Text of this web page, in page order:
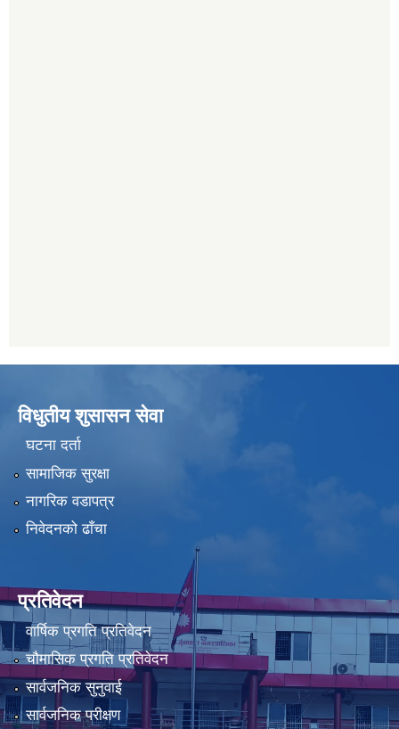
विधुतीय शुसासन सेवा
घटना दर्ता
सामाजिक सुरक्षा
नागरिक वडापत्र
निवेदनको ढाँचा
प्रतिवेदन
वार्षिक प्रगति प्रतिवेदन
चौमासिक प्रगति प्रतिवेदन
सार्वजनिक सुनुवाई
सार्वजनिक परीक्षण